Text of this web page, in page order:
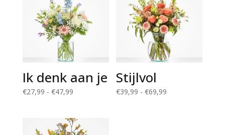
Ik denk aan je
€27,99 - €47,99Prijsklasse:
€47,99
Stijlvol
€39,99 - €69,99